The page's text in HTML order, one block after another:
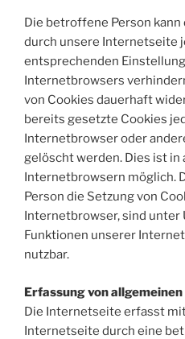
Die betroffene Person kann
durch unsere Internetseite
entsprechenden
Internetbrowsers
von Cookies dauerhaft
bereits gesetzte Cookies
Internetbrowser oder
gelöscht werden. Dies ist in
Internetbrowsern möglich.
Person die Setzung von
Internetbrowser, sind unter
Funktionen unserer
nutzbar.
Erfassung von
Die Internetseite erfasst
Internetseite durch eine